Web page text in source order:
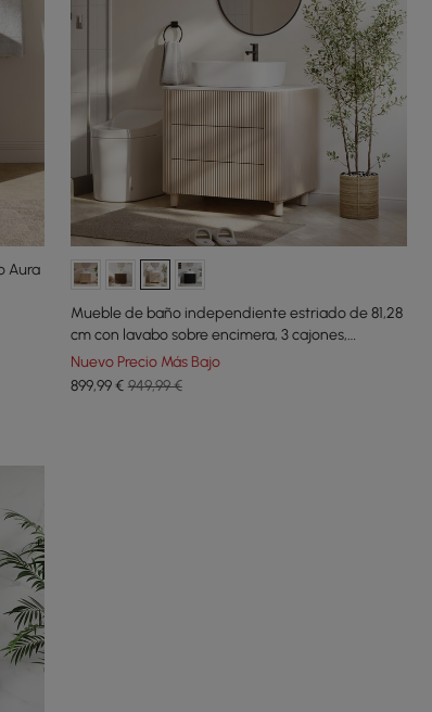
Aura
Mueble de baño independiente estriado de 81,28
cm con lavabo sobre encimera, 3 cajones,
encimera de piedra sinterizada
Nuevo Precio Más Bajo
899,99€ 949,99 €